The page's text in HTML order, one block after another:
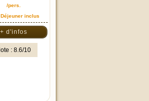
/pers.
inclus
+ d'infos
: 8.6/10